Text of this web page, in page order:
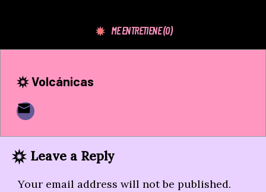
ME ENTRETIENE(0)
Volcánicas
Leave a Reply
Your email address will not be published.